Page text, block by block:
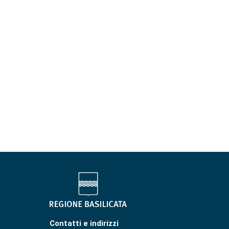
Contatti e indirizzi